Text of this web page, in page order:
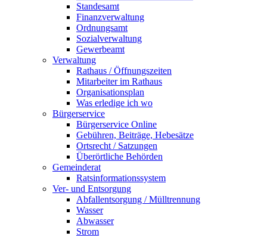
Standesamt
Finanzverwaltung
Ordnungsamt
Sozialverwaltung
Gewerbeamt
Verwaltung
Rathaus / Öffnungszeiten
Mitarbeiter im Rathaus
Organisationsplan
Was erledige ich wo
Bürgerservice
Bürgerservice Online
Gebühren, Beiträge, Hebesätze
Ortsrecht / Satzungen
Überörtliche Behörden
Gemeinderat
Ratsinformationssystem
Ver- und Entsorgung
Abfallentsorgung / Mülltrennung
Wasser
Abwasser
Strom